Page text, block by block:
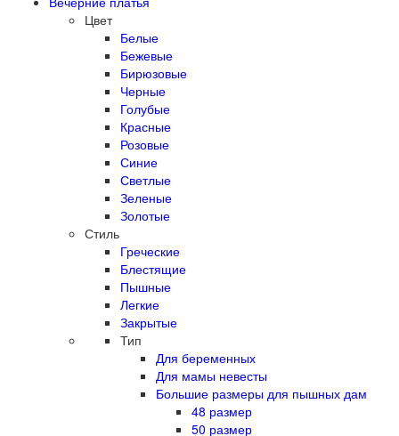
Цвет
Белые
Бежевые
Бирюзовые
Черные
Голубые
Красные
Розовые
Синие
Светлые
Зеленые
Золотые
Стиль
Греческие
Блестящие
Пышные
Легкие
Закрытые
Тип
Для беременных
Для мамы невесты
Большие размеры для пышных дам
48 размер
50 размер